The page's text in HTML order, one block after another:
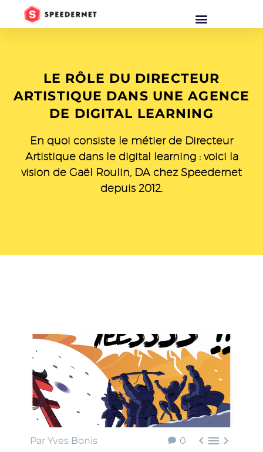
LE RÔLE DU DIRECTEUR
ARTISTIQUE DANS UNE AGENCE
DE DIGITAL LEARNING
En quoi consiste le métier de Directeur
Artistique dans le digital learning : voici la
vision de Gaël Roulin, DA chez Speedernet
depuis 2012.
0   
Par Yves Bonis